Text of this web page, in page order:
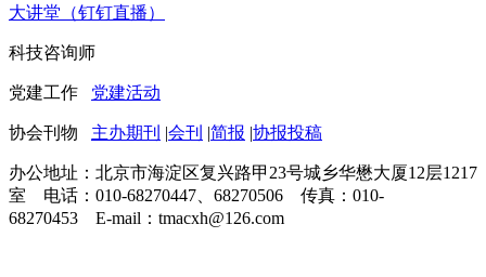
大讲堂（钉钉直播）
科技咨询师
党建工作 党建活动
协会刊物 主办期刊 |会刊 |简报 |协报投稿
办公地址：北京市海淀区复兴路甲23号城乡华懋大厦12层1217
室 电话：010-68270447、68270506 传真：010-
68270453 E-mail：tmacxh@126.com